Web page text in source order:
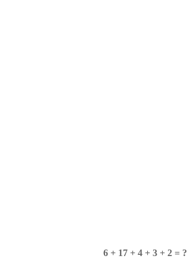
6 + 17 + 4 + 3 + 2 = ?